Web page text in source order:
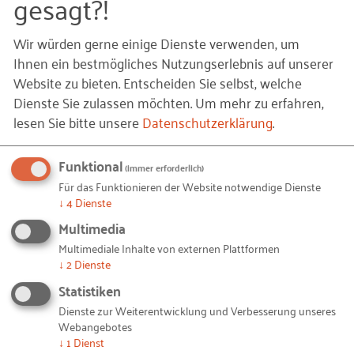
Nach den Erfahrungen und aus Sicht des RKW sind
Unternehmen ein Zukunftsthema und stellen eine
erhebliche personalwirtschaftliche
Herausforderung dar, die das heutige
Selbstverständnis von Organisation und Führung
Die Spatzen pfeiffen es bereits von den Dächern:
Junge Leute kommen mit neuen Vorstellungen,
Prioritäten und Erwartungen in die Unternehmen;
mittelständische Unternehmen mit sehr
spezifischem USP und entsprechend spezifischen
Kompetenzanforderungen machen sich
zunehmend Gedanken, wie sie die besonderen
Fachkräfte, die sie dafür brauchen, entwickeln und
binden; Führungskräfte haben sich, damit die
Wir würden gerne einige Dienste verwenden, um
Ihnen ein bestmögliches Nutzungserlebnis auf unserer
Website zu bieten. Entscheiden Sie selbst, welche
Dienste Sie zulassen möchten.Um mehr zu erfahren,
lesen Sie bitte unsereDatenschutzerklärung.
Funktional(immer erforderlich)
Für das Funktionieren der Website notwendige Dienste
↓ 4Dienste
Multimedia
Multimediale Inhalte von externen Plattformen
↓ 2Dienste
Statistiken
Dienste zur Weiterentwicklung und Verbesserung unseres
Webangebotes
↓ 1 Dienst